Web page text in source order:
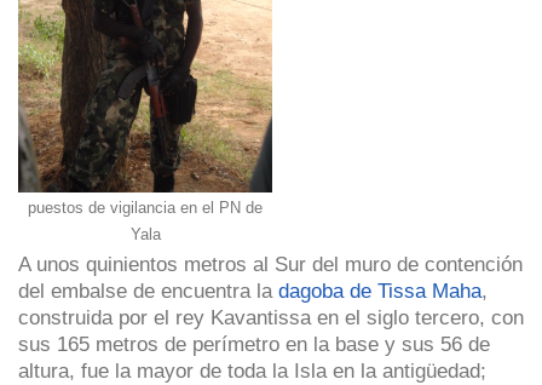
puestos de vigilancia en el PN de
Yala
A unos quinientos metros al Sur del muro de contención
del embalse de encuentra la dagoba de Tissa Maha,
construida por el rey Kavantissa en el siglo tercero, con
sus 165 metros de perímetro en la base y sus 56 de
altura, fue la mayor de toda la Isla en la antigüedad;